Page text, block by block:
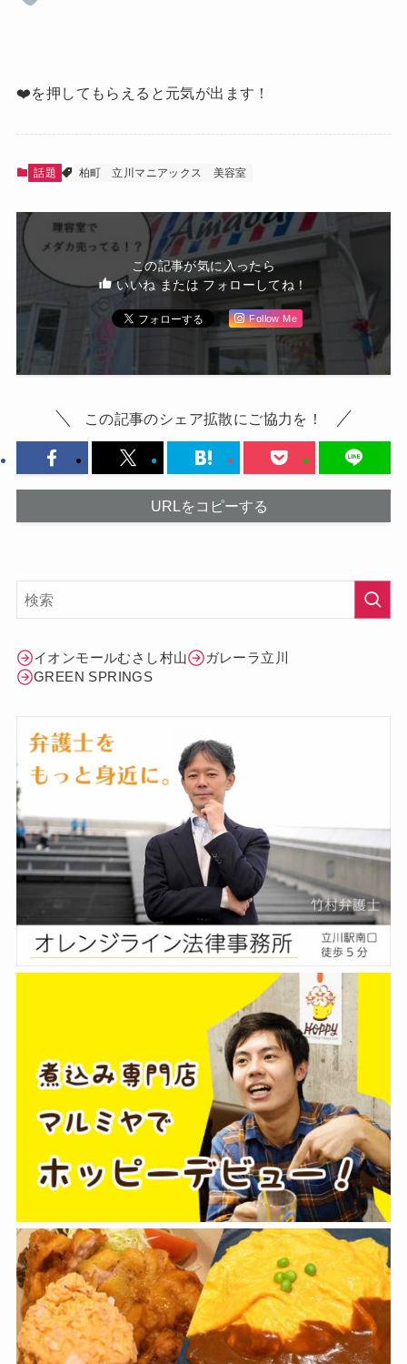
❤️を押してもらえると元気が出ます！
話題 柏町 立川マニアックス 美容室
この記事が気に入ったら
いいね または フォローしてね！
Follow Me
この記事のシェア拡散にご協力を！
URLをコピーする
イオンモールむさし村山
ガレーラ立川
GREEN SPRINGS